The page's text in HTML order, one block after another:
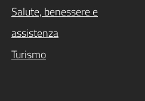
Salute, benessere e
assistenza
Turismo